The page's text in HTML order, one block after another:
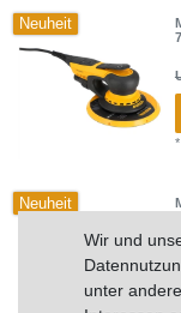
Neuheit
*
Neuheit
Wir und
unter